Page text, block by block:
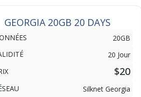
GEORGIA 20GB 20 DAYS
20GB
20 Jour
$20
Silknet Georgia